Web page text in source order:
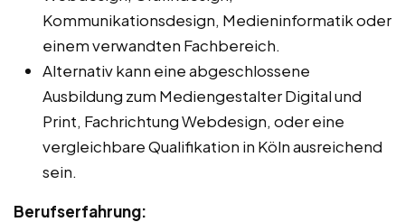
Kommunikationsdesign, Medieninformatik oder
einem verwandten Fachbereich.
Alternativ kann eine abgeschlossene
Ausbildung zum Mediengestalter Digital und
Print, Fachrichtung Webdesign, oder eine
vergleichbare Qualifikation in Köln ausreichend
sein.
Berufserfahrung: